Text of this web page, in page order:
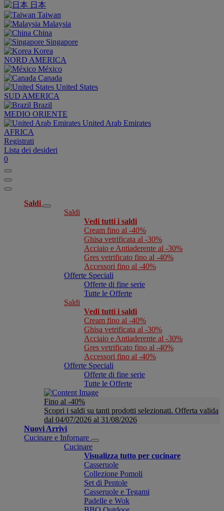
日本
Taiwan
Malaysia
China
Singapore
Korea
NORD AMERICA
México
Canada
United States
SUD AMERICA
Brazil
MEDIO ORIENTE
United Arab Emirates
AFRICA
Registrati
Lista dei desideri
0
Saldi
Saldi
Vedi tutti i saldi
Cream fino al -40%
Ghisa vetrificata al -30%
Acciaio e Antiaderente al -30%
Gres vetrificato fino al -40%
Accessori fino al -40%
Offerte Speciali
Offerte di fine serie
Tutte le Offerte
Saldi
Vedi tutti i saldi
Cream fino al -40%
Ghisa vetrificata al -30%
Acciaio e Antiaderente al -30%
Gres vetrificato fino al -40%
Accessori fino al -40%
Offerte Speciali
Offerte di fine serie
Tutte le Offerte
Fino al -40%
Scopri i saldi su tanti prodotti selezionati. Offerta valida
dal 04/07/2026 al 31/08/2026
Nuovi Arrivi
Cucinare e Infornare
Cucinare
Visualizza tutto per cucinare
Casseruole
Collezione Pomoli
Set di Pentole
Casseruole e Tegami
Padelle e Wok